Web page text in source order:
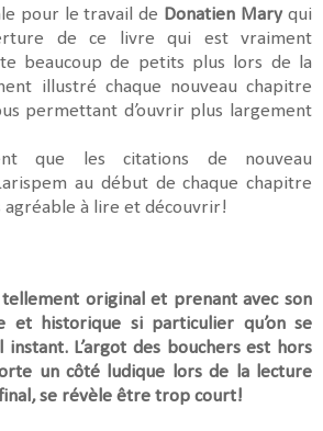
pour le travail de Donatien Mary qui
de ce livre qui est vraiment
beaucoup de petits plus lors de la
illustré chaque nouveau chapitre
permettant d’ouvrir plus largement
que les citations de nouveau
au début de chaque chapitre
à lire et découvrir!
original et prenant avec son
et historique si particulier qu’on se
instant. L’argot des bouchers est hors
un côté ludique lors de la lecture
se révèle être trop court!